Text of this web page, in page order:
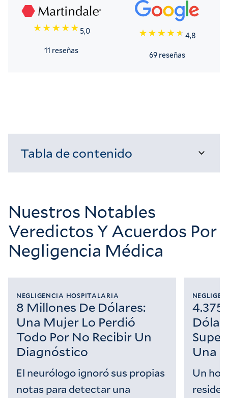
5,0
11 reseñas
4,8
69 reseñas
Tabla de contenido
Nuestros Notables
Veredictos Y Acuerdos Por
Negligencia Médica
NEGLIGENCIA HOSPITALARIA
8 Millones De Dólares:
Una Mujer Lo Perdió
Todo Por No Recibir Un
Diagnóstico
El neurólogo ignoró sus propias
notas para detectar una
4.375
Una
Un